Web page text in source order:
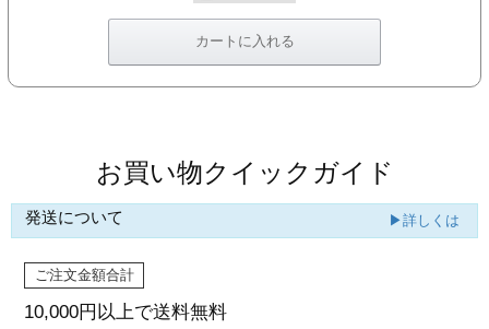
お買い物クイックガイド
発送について ▶詳しくは
ご注文金額合計
10,000円以上で送料無料